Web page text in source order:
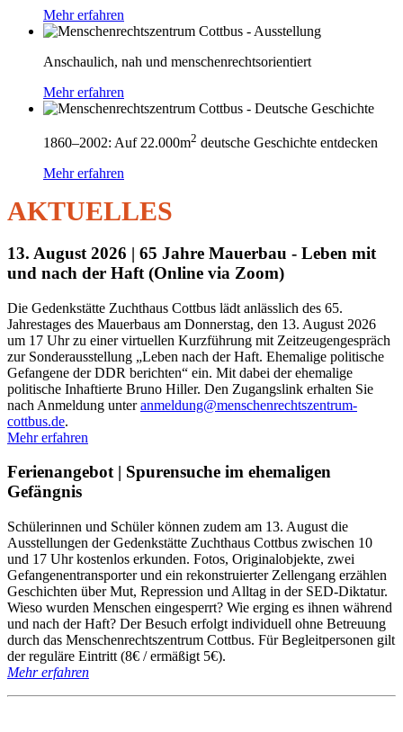
Mehr erfahren
Anschaulich, nah und menschenrechtsorientiert
Mehr erfahren
1860–2002: Auf 22.000m2 deutsche Geschichte entdecken
Mehr erfahren
AKTUELLES
13. August 2026 | 65 Jahre Mauerbau - Leben mit
und nach der Haft (Online via Zoom)
Die Gedenkstätte Zuchthaus Cottbus lädt anlässlich des 65.
Jahrestages des Mauerbaus am Donnerstag, den 13. August 2026
um 17 Uhr zu einer virtuellen Kurzführung mit Zeitzeugengespräch
zur Sonderausstellung „Leben nach der Haft. Ehemalige politische
Gefangene der DDR berichten“ ein. Mit dabei der ehemalige
politische Inhaftierte Bruno Hiller. Den Zugangslink erhalten Sie
nach Anmeldung unteranmeldung@menschenrechtszentrum-
cottbus.de.
Mehr erfahren
Ferienangebot | Spurensuche im ehemaligen
Gefängnis
Schülerinnen und Schüler können zudem am 13. August die
Ausstellungen der Gedenkstätte Zuchthaus Cottbus zwischen 10
und 17 Uhr kostenlos erkunden. Fotos, Originalobjekte, zwei
Gefangenentransporter und ein rekonstruierter Zellengang erzählen
Geschichten über Mut, Repression und Alltag in der SED-Diktatur.
Wieso wurden Menschen eingesperrt? Wie erging es ihnen während
und nach der Haft? Der Besuch erfolgt individuell ohne Betreuung
durch das Menschenrechtszentrum Cottbus. Für Begleitpersonen gilt
der reguläre Eintritt (8€ / ermäßigt 5€).
Mehr erfahren